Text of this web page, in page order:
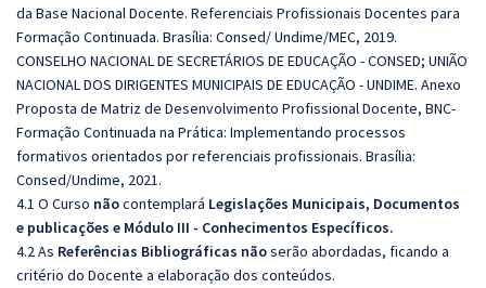
da Base Nacional Docente. Referenciais Profissionais Docentes para
Formação Continuada. Brasília: Consed/ Undime/MEC, 2019.
CONSELHO NACIONAL DE SECRETÁRIOS DE EDUCAÇÃO - CONSED; UNIÃO
NACIONAL DOS DIRIGENTES MUNICIPAIS DE EDUCAÇÃO - UNDIME. Anexo
Proposta de Matriz de Desenvolvimento Profissional Docente, BNC-
Formação Continuada na Prática: Implementando processos
formativos orientados por referenciais profissionais. Brasília:
Consed/Undime, 2021.
4.1 O Curso nãocontemplará Legislações Municipais, Documentos
e publicações e Módulo III - Conhecimentos Específicos.
4.2 As Referências Bibliográficas nãoserão abordadas, ficando a
critério do Docente a elaboração dos conteúdos.